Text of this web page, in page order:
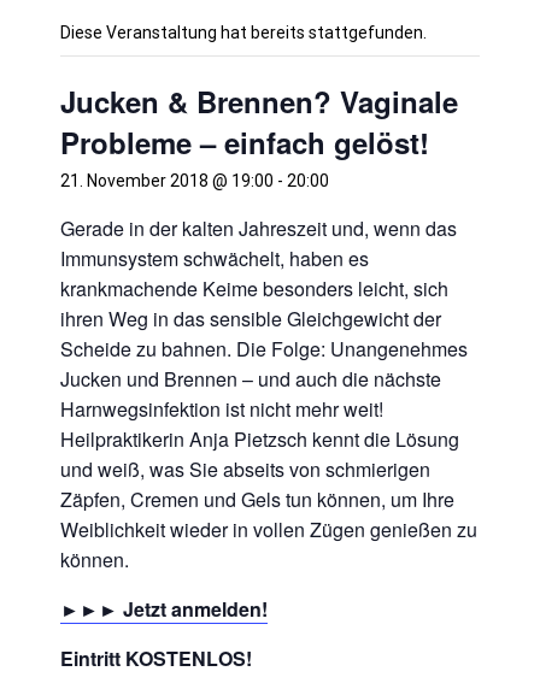
Diese Veranstaltung hat bereits stattgefunden.
Jucken & Brennen? Vaginale
Probleme – einfach gelöst!
21. November 2018 @ 19:00 - 20:00
Gerade in der kalten Jahreszeit und, wenn das
Immunsystem schwächelt, haben es
krankmachende Keime besonders leicht, sich
ihren Weg in das sensible Gleichgewicht der
Scheide zu bahnen. Die Folge: Unangenehmes
Jucken und Brennen – und auch die nächste
Harnwegsinfektion ist nicht mehr weit!
Heilpraktikerin Anja Pietzsch kennt die Lösung
und weiß, was Sie abseits von schmierigen
Zäpfen, Cremen und Gels tun können, um Ihre
Weiblichkeit wieder in vollen Zügen genießen zu
können.
►►► Jetzt anmelden!
Eintritt KOSTENLOS!